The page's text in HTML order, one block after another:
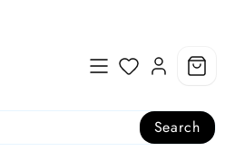
Search